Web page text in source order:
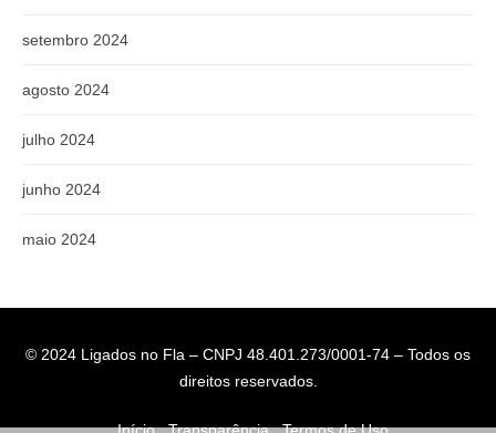
setembro 2024
agosto 2024
julho 2024
junho 2024
maio 2024
© 2024 Ligados no Fla – CNPJ 48.401.273/0001-74 – Todos os
direitos reservados.
Início Transparência Termos de Uso